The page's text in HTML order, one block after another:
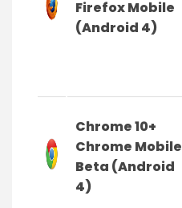
Firefox Mobile
(Android 4)
Chrome 10+
Chrome Mobile
Beta (Android
4)